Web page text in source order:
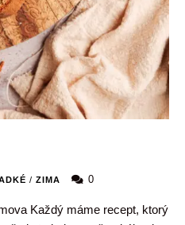
/ ZIMA 0
Každý máme recept, ktorý